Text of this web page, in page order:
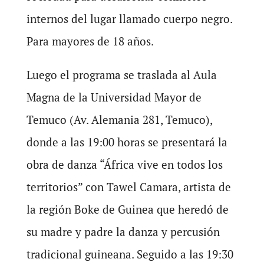
internos del lugar llamado cuerpo negro.
Para mayores de 18 años.
Luego el programa se traslada al Aula
Magna de la Universidad Mayor de
Temuco (Av. Alemania 281, Temuco),
donde a las 19:00 horas se presentará la
obra de danza “África vive en todos los
territorios” con Tawel Camara, artista de
la región Boke de Guinea que heredó de
su madre y padre la danza y percusión
tradicional guineana. Seguido a las 19:30